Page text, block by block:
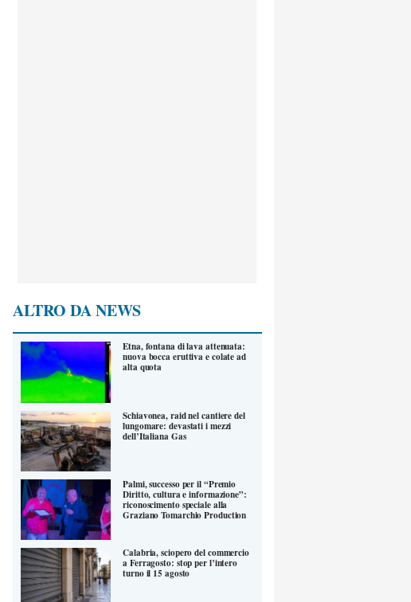
ALTRO DA NEWS
Etna, fontana di lava attenuata:
nuova bocca eruttiva e colate ad
alta quota
Schiavonea, raid nel cantiere del
lungomare: devastati i mezzi
dell’Italiana Gas
Palmi, successo per il “Premio
Diritto, cultura e informazione”:
riconoscimento speciale alla
Graziano Tomarchio Production
Calabria, sciopero del commercio
a Ferragosto: stop per l’intero
turno il 15 agosto